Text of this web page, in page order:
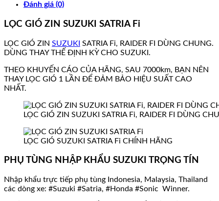
Đánh giá (0)
LỌC GIÓ ZIN SUZUKI SATRIA Fi
LỌC GIÓ ZIN SUZUKI SATRIA Fi, RAIDER FI DÙNG CHUNG.
DÙNG THAY THẾ ĐỊNH KỲ CHO SUZUKI.
THEO KHUYẾN CÁO CỦA HÃNG, SAU 7000km, BẠN NÊN
THAY LỌC GIÓ 1 LẦN ĐỂ ĐẢM BẢO HIỆU SUẤT CAO
NHẤT.
LỌC GIÓ ZIN SUZUKI SATRIA Fi, RAIDER FI DÙNG
LỌC GIÓ SUZUKI SATRIA Fi CHÍNH HÃNG
PHỤ TÙNG NHẬP KHẨU SUZUKI TRỌNG TÍN
Nhập khẩu trực tiếp phụ tùng Indonesia, Malaysia, Thailand
các dòng xe: #Suzuki #Satria, #Honda #Sonic Winner.